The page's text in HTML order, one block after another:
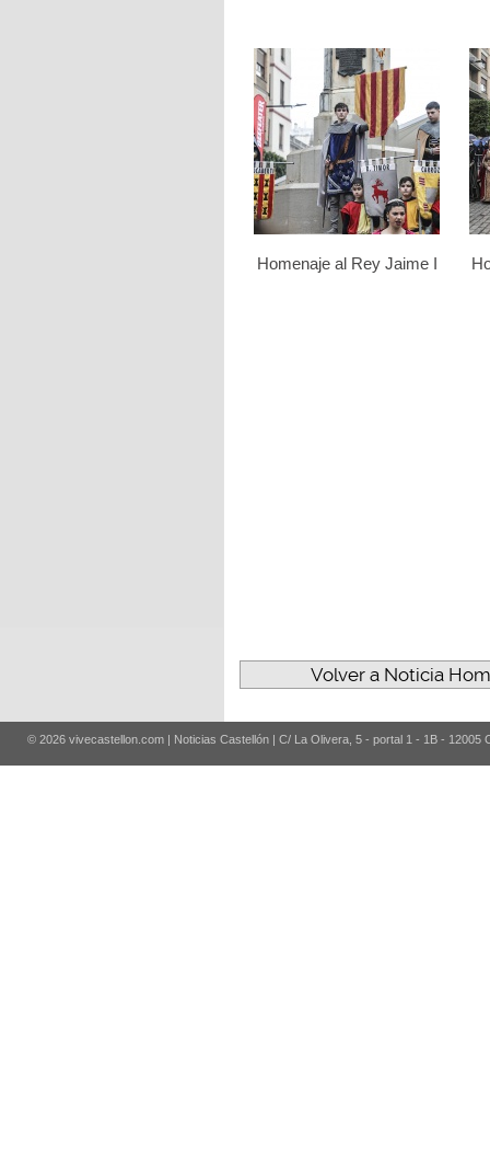
Homenaje al Rey Jaime I
Volver a Noticia
© 2026 vivecastellon.com | Noticias Castellón | C/ La Olivera, 5 - portal 1 - 1B - 12005